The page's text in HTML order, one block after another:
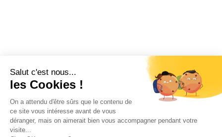
Salut c'est nous...
les Cookies !
On a attendu d'être sûrs que le contenu de
ce site vous intéresse avant de vous
déranger, mais on aimerait bien vous accompagner pendant votre
visite...